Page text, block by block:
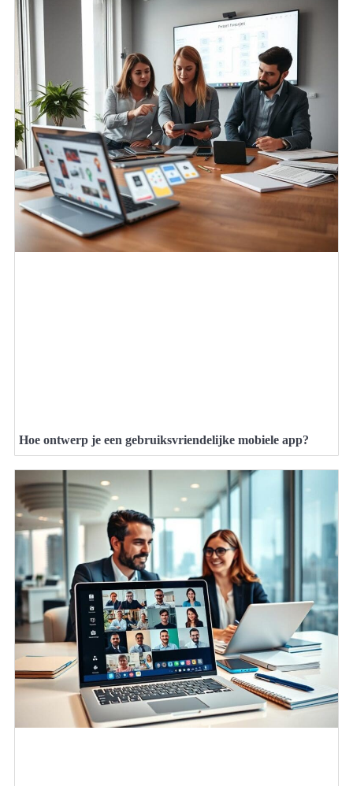
Hoe ontwerp je een gebruiksvriendelijke mobiele app?